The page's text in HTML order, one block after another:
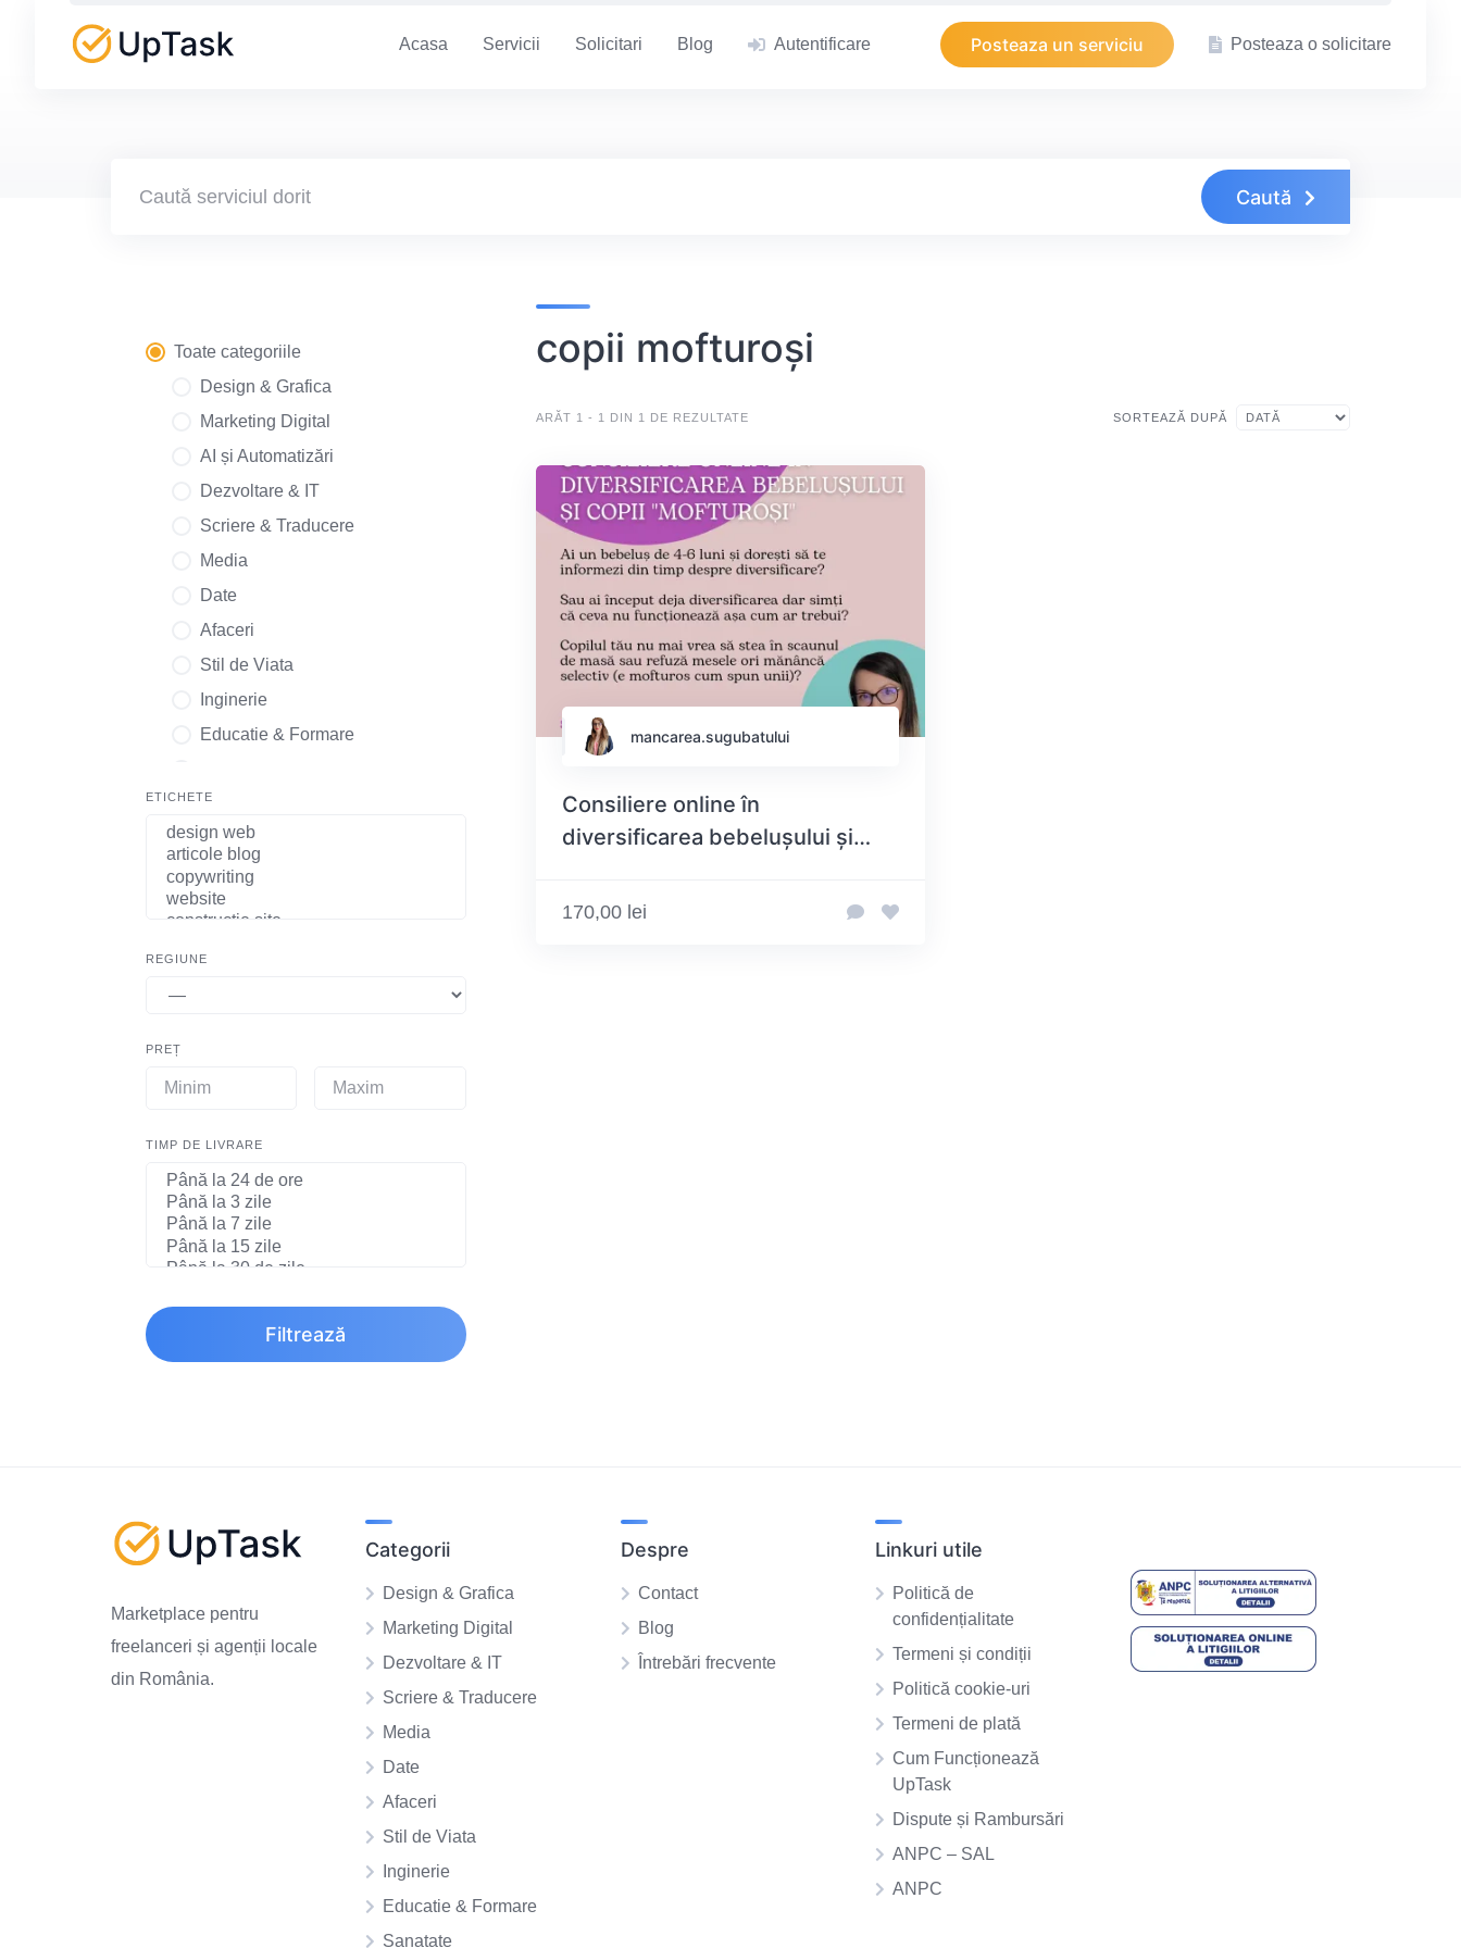
Acasa Servicii Solicitari Blog Autentificare Posteaza un serviciu Posteaza o solicitare
Caută
Toate categoriile
Design & Grafica
Marketing Digital
AI și Automatizări
Dezvoltare & IT
Scriere & Traducere
Media
Date
Afaceri
Stil de Viata
Inginerie
Educatie & Formare
Juridic
ETICHETE
REGIUNE
PREȚ
TIMP DE LIVRARE
Filtrează
copii mofturoși
ARĂT 1 - 1 DIN 1 DE REZULTATE SORTEAZĂ DUPĂ
mancarea.sugubatului
Consiliere online în
diversificarea bebelușului și
170,00 lei
Marketplace pentru
freelanceri și agenții locale
din România.
Categorii
Design & Grafica
Marketing Digital
Dezvoltare & IT
Scriere & Traducere
Media
Date
Afaceri
Stil de Viata
Inginerie
Educatie & Formare
Sanatate
Despre
Contact
Blog
Întrebări frecvente
Linkuri utile
Politică de
confidențialitate
Termeni și condiții
Politică cookie-uri
Termeni de plată
Cum Funcționează
UpTask
Dispute și Rambursări
ANPC – SAL
ANPC